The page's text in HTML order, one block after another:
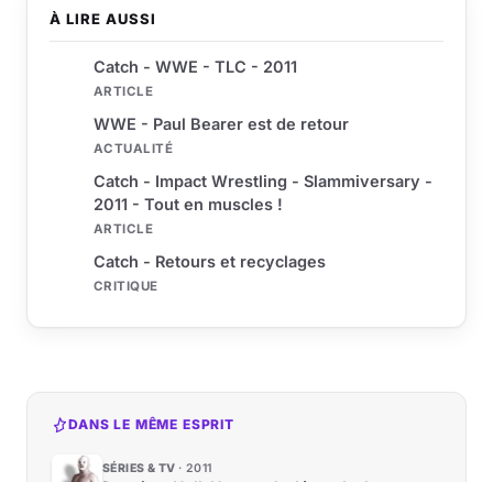
À LIRE AUSSI
Catch - WWE - TLC - 2011
ARTICLE
WWE - Paul Bearer est de retour
ACTUALITÉ
Catch - Impact Wrestling - Slammiversary -
2011 - Tout en muscles !
ARTICLE
Catch - Retours et recyclages
CRITIQUE
DANS LE MÊME ESPRIT
SÉRIES & TV 2011